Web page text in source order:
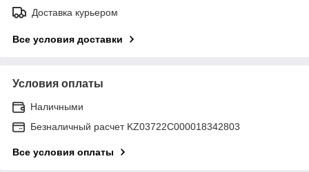
Доставка курьером
Все условия доставки
Условия оплаты
Наличными
Безналичный расчет KZ03722C000018342803
Все условия оплаты